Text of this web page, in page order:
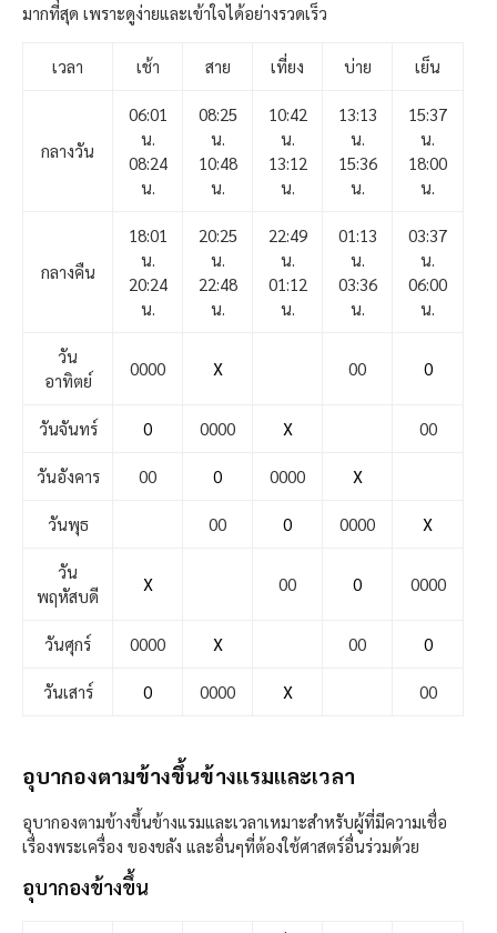
มากที่สุด เพราะดูง่ายและเข้าใจได้อย่างรวดเร็ว
เวลา เช้า สาย เที่ยง บ่าย เย็น
กลางวัน
06:01
น.
08:24
น.
08:25
น.
10:48
น.
10:42
น.
13:12
น.
13:13
น.
15:36
น.
15:37
น.
18:00
น.
กลางคืน
18:01
น.
20:24
น.
20:25
น.
22:48
น.
22:49
น.
01:12
น.
01:13
น.
03:36
น.
03:37
น.
06:00
น.
วัน
อาทิตย์
0000 X 00 0
วันจันทร์ 0 0000 X 00
วันอังคาร 00 0 0000 X
วันพุธ 00 0 0000 X
วัน
พฤหัสบดี
X 00 0 0000
วันศุกร์ 0000 X 00 0
วันเสาร์ 0 0000 X 00
อุบากองตามข้างขึ้นข้างแรมและเวลา
อุบากองตามข้างขึ้นข้างแรมและเวลาเหมาะสำหรับผู้ที่มีความเชื่อ
เรื่องพระเครื่อง ของขลัง และอื่นๆที่ต้องใช้ศาสตร์อื่นร่วมด้วย
อุบากองข้างขึ้น